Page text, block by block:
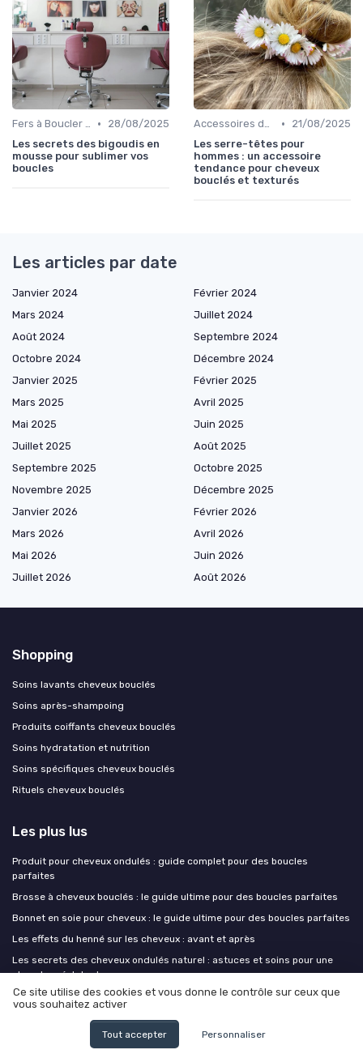
Fers à Boucler et à Friser •
28/08/2025
Les secrets des bigoudis en
mousse pour sublimer vos
boucles
Accessoires de Coiffure pour Cheveux Texturés •
21/08/2025
Les serre-têtes pour
hommes : un accessoire
tendance pour cheveux
bouclés et texturés
Les articles par date
Janvier 2024
Février 2024
Mars 2024
Juillet 2024
Août 2024
Septembre 2024
Octobre 2024
Décembre 2024
Janvier 2025
Février 2025
Mars 2025
Avril 2025
Mai 2025
Juin 2025
Juillet 2025
Août 2025
Septembre 2025
Octobre 2025
Novembre 2025
Décembre 2025
Janvier 2026
Février 2026
Mars 2026
Avril 2026
Mai 2026
Juin 2026
Juillet 2026
Août 2026
Shopping
Soins lavants cheveux bouclés
Soins après-shampoing
Produits coiffants cheveux bouclés
Soins hydratation et nutrition
Soins spécifiques cheveux bouclés
Rituels cheveux bouclés
Les plus lus
Produit pour cheveux ondulés : guide complet pour des boucles
parfaites
Brosse à cheveux bouclés : le guide ultime pour des boucles parfaites
Bonnet en soie pour cheveux : le guide ultime pour des boucles parfaites
Les effets du henné sur les cheveux : avant et après
Les secrets des cheveux ondulés naturel : astuces et soins pour une
chevelure éclatante
Les derniers articles
Hydrater ses cheveux bouclés : ce qui marche vraiment, texture par
Ce site utilise des cookies et vous donne le contrôle sur ceux que
vous souhaitez activer
Tout accepter Personnaliser